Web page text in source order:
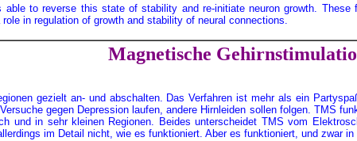
to reverse this state of stability and re-initiate neuron growth.
in regulation of growth and stability of neural connections.
Magnetische
gezielt an- und abschalten. Das Verfahren ist mehr als ein
gegen Depression laufen, andere Hirnleiden sollen folgen. TMS
und in sehr kleinen Regionen. Beides unterscheidet TMS vom
im Detail nicht, wie es funktioniert. Aber es funktioniert, und zwar